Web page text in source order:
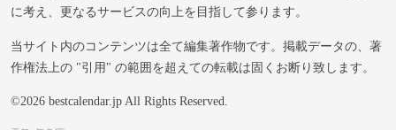
に考え、更なるサービスの向上を目指して参ります。
当サイト内のコンテンツは全て編集著作物です。掲載データの、著
作権法上の "引用" の範囲を超えての転載は固くお断り致します。
©2026 bestcalendar.jp All Rights Reserved.